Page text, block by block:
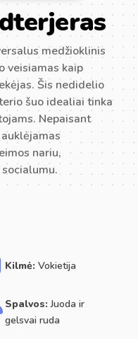
medžioklinis
veisiamas kaip
Šis nedidelio
šuo idealiai tinka
Nepaisant
nariu,
Kilmė: Vokietija
Spalvos: Juoda ir
gelsvai ruda